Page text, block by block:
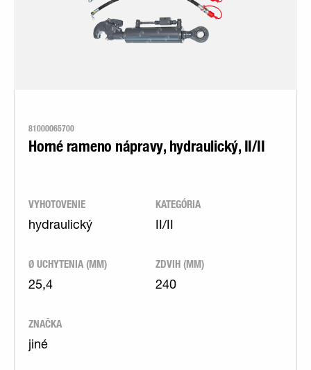
81000065700
Horné rameno nápravy, hydraulický, II/II
VYHOTOVENIE
hydraulický
KATEGÓRIA
II/II
Ø UCHYTENIA (MM)
25,4
ZDVIH (MM)
240
ZNAČKA
jiné